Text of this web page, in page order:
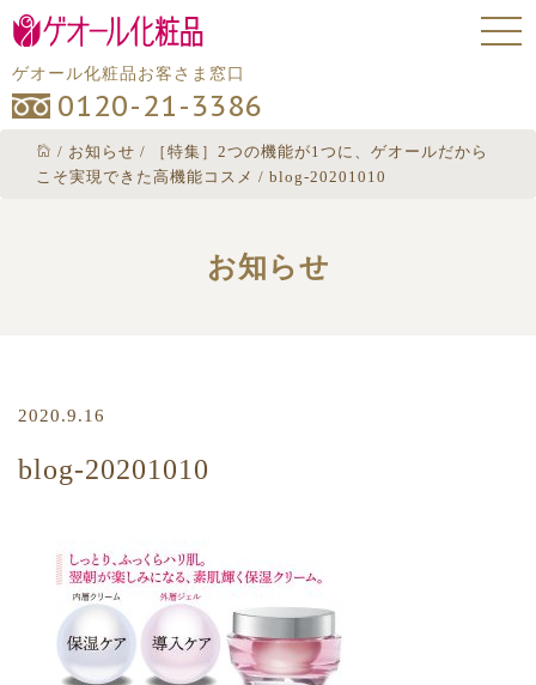
ゲオール化粧品お客さま窓口
0120-21-3386
/ お知らせ /
［特集］2つの機能が1つに、ゲオールだから
こそ実現できた高機能コスメ / blog-20201010
お知らせ
2020.9.16
blog-20201010